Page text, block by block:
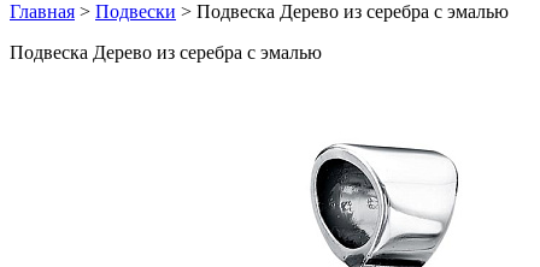
Главная > Подвески > Подвеска Дерево из серебра с эмалью
Подвеска Дерево из серебра с эмалью